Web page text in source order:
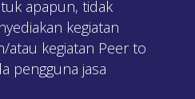
apapun, tidak
kegiatan
atau kegiatan Peer to
pengguna jasa